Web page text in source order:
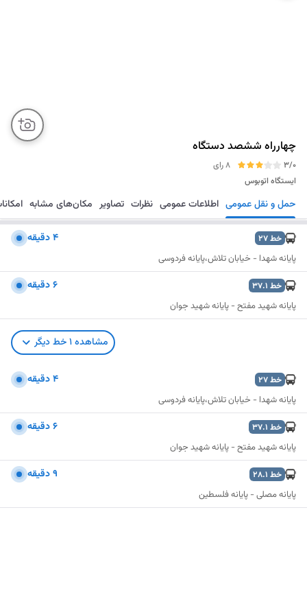
چهارراه ششصد دستگاه
3/0
8 رای
ایستگاه اتوبوس
مسیریابی ذخیره ارسال حمل و نقل عمومی اطلاعات عمومی نظرات تصاویر مکان‌های مشابه
خط27 ۴ دقیقه
پایانه شهدا - خیابان تلاش،پایانه فردوسی
خط 37.1 ۶ دقیقه
پایانه شهید مفتح - پایانه شهید جوان
مشاهده1خط دیگر
خط27 ۴ دقیقه
پایانه شهدا - خیابان تلاش،پایانه فردوسی
خط 37.1 ۶ دقیقه
پایانه شهید مفتح - پایانه شهید جوان
خط 28.1 ۹ دقیقه
پایانه مصلی - پایانه فلسطین